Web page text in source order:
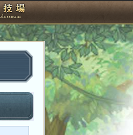
闘技場